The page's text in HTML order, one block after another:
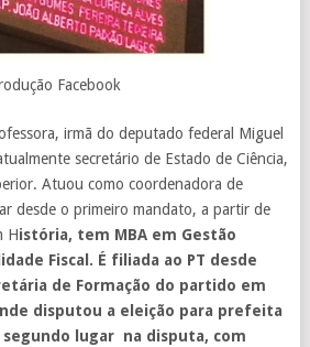
Facebook
irmã do deputado federal Miguel
secretário de Estado de Ciência,
Atuou como coordenadora de
desde o primeiro mandato, a partir de
História, tem MBA em Gestão
Fiscal. É filiada ao PT desde
de Formação do partido em
disputou a eleição para prefeita
lugar na disputa, com